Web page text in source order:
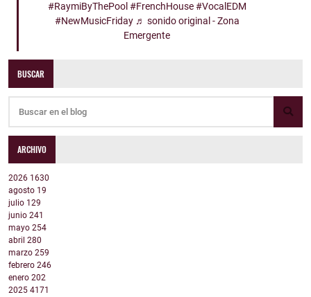
#RaymiByThePool #FrenchHouse #VocalEDM
#NewMusicFriday ♬ sonido original - Zona
Emergente
BUSCAR
ARCHIVO
2026 1630
agosto 19
julio 129
junio 241
mayo 254
abril 280
marzo 259
febrero 246
enero 202
2025 4171